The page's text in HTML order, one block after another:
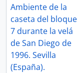
Ambiente de la
caseta del bloque
7 durante la velá
de San Diego de
1996. Sevilla
(España).